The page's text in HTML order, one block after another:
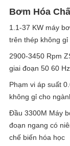
Bơm Hóa
1.1-37 KW máy
trên thép không gỉ
2900-3450 Rpm
giai đoạn 50 60
Phạm vi áp suất
không gỉ cho
Đầu 3300M Máy
đoạn ngang có
chế biến hóa học